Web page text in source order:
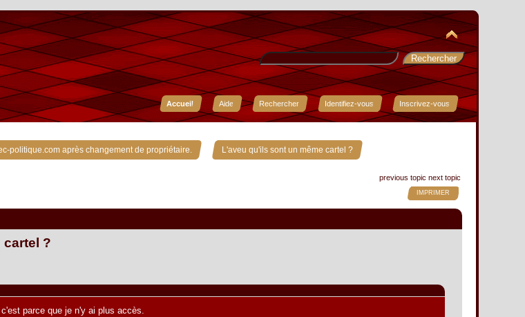
Accueil
Aide Rechercher Identifiez-vous Inscrivez-vous
politique.com après changement de propriétaire. » L'aveu qu'ils sont un même cartel ?
previous topic next topic
IMPRIMER
cartel ?
parce que je n'y ai plus accès.